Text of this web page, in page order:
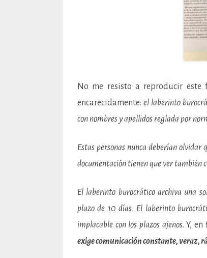
No me resisto a reproducir este
encarecidamente:el laberinto
con nombres y apellidos reglada por
Estas personas nunca deberían olvidar
documentación tienen que ver también
El laberinto burocrático archiva una
plazo de 10 días. El laberinto
implacable con los plazos ajenos. Y,
exige comunicación constante, veraz,